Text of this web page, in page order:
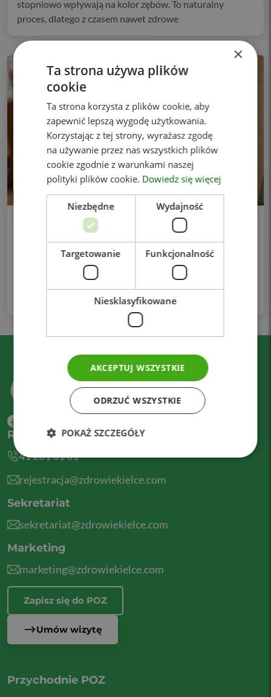
stopniowo wpływają na kolor zębów. To naturalny
proces, dlatego z czasem nawet zdrowe
Witamy w zespole! lek. Filip Kołodziejski
urolog/androlog
Z przyjemnością informujemy, że od lipca do zespołu
Centrum Medycznego Zdrowie dołącza lek. Filip
Kołodziejski – lekarz w trakcie specjalizacji z urologii i
andrologii, który będzie przyjmował pacjentów
Rejestracja telefoniczna
41 201 01 01
rejestracja@zdrowiekielce.com
Sekretariat
sekretariat@zdrowiekielce.com
Marketing
marketing@zdrowiekielce.com
Zapisz się do POZ
Umów wizytę
Przychodnie POZ
×
Ta strona używa plików
cookie
Ta strona korzysta z plików cookie, aby
zapewnić lepszą wygodę użytkowania.
Korzystając z tej strony, wyrażasz zgodę
na używanie przez nas wszystkich plików
cookie zgodnie z warunkami naszej
polityki plików cookie. Dowiedz się więcej
Niezbędne Wydajność
Targetowanie Funkcjonalność
Niesklasyfikowane
AKCEPTUJ WSZYSTKIE
ODRZUĆ WSZYSTKIE
POKAŻ SZCZEGÓŁY